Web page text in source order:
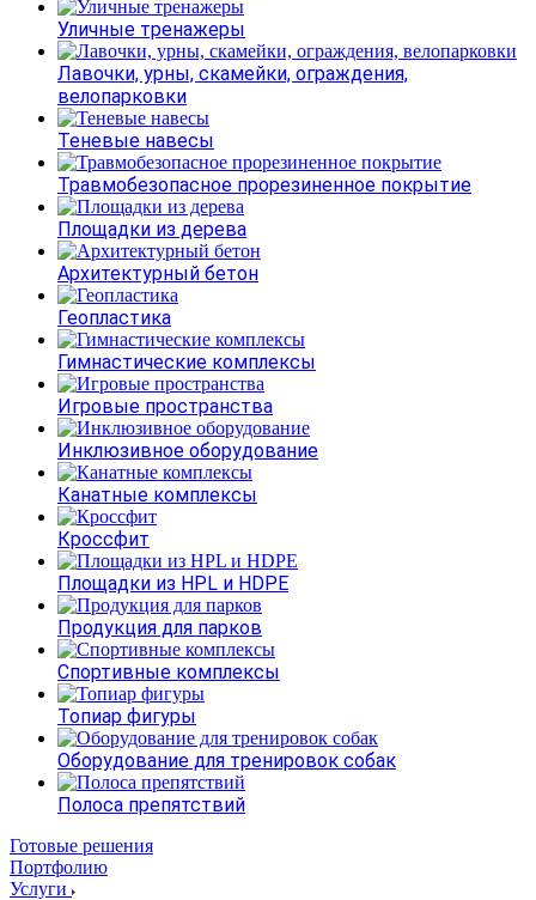
Уличные тренажеры
Лавочки, урны, скамейки, ограждения,
велопарковки
Теневые навесы
Травмобезопасное прорезиненное покрытие
Площадки из дерева
Архитектурный бетон
Геопластика
Гимнастические комплексы
Игровые пространства
Инклюзивное оборудование
Канатные комплексы
Кроссфит
Площадки из HPL и HDPE
Продукция для парков
Спортивные комплексы
Топиар фигуры
Оборудование для тренировок собак
Полоса препятствий
Готовые решения
Портфолию
Услуги